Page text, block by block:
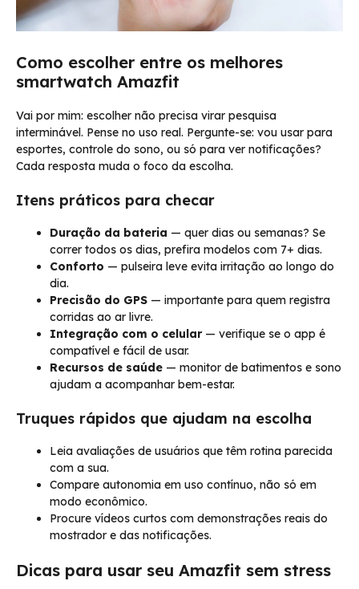
Como escolher entre os melhores
smartwatch Amazfit
Vai por mim: escolher não precisa virar pesquisa
interminável. Pense no uso real. Pergunte-se: vou usar para
esportes, controle do sono, ou só para ver notificações?
Cada resposta muda o foco da escolha.
Itens práticos para checar
Duração da bateria — quer dias ou semanas? Se
correr todos os dias, prefira modelos com 7+ dias.
Conforto — pulseira leve evita irritação ao longo do
dia.
Precisão do GPS — importante para quem registra
corridas ao ar livre.
Integração com o celular— verifique se o app é
compatível e fácil de usar.
Recursos de saúde — monitor de batimentos e sono
ajudam a acompanhar bem-estar.
Truques rápidos que ajudam na escolha
Leia avaliações de usuários que têm rotina parecida
com a sua.
Compare autonomia em uso contínuo, não só em
modo econômico.
Procure vídeos curtos com demonstrações reais do
mostrador e das notificações.
Dicas para usar seu Amazfit sem stress